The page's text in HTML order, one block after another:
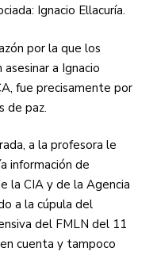
Ignacio Ellacuría.
por la que los
a Ignacio
fue precisamente por
de paz.
a la profesora le
información de
la CIA y de la Agencia
a la cúpula del
del FMLN del 11
cuenta y tampoco